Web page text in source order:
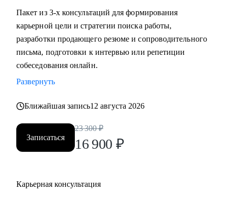
Пакет из 3-х консультаций для формирования
карьерной цели и стратегии поиска работы,
разработки продающего резюме и сопроводительного
письма, подготовки к интервью или репетиции
собеседования онлайн.
Развернуть
Ближайшая запись12 августа 2026
Записаться
23 300 ₽
16 900 ₽
Карьерная консультация